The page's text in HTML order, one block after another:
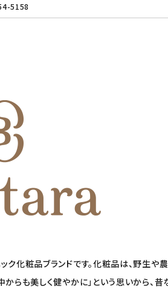
5158
化粧品ブランドです。化粧品は、野生
からも美しく健やかに」という思いか